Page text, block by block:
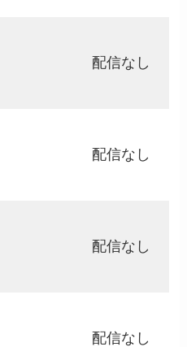
配信なし
配信なし
配信なし
配信なし